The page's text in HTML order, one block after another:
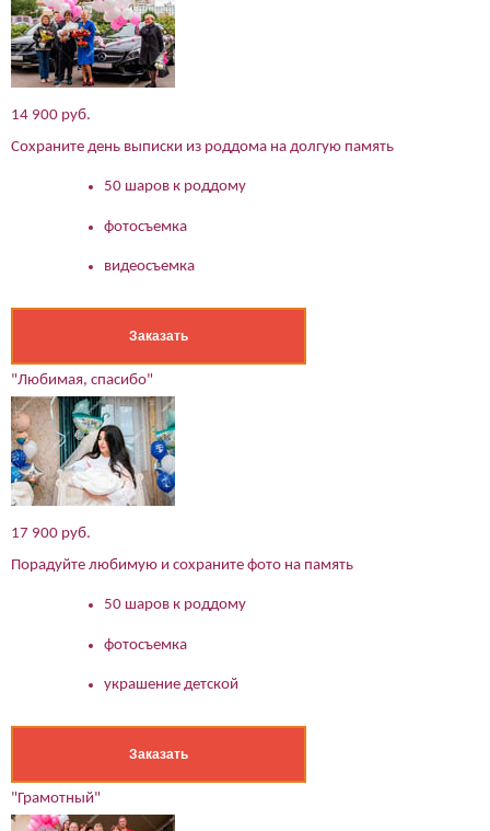
(работает только если на устройстве установлен указанный
Имя мужа:*
Его телефон:*
14 900 руб.
Сохраните день выписки из роддома на долгую память
50 шаров к роддому
фотосъемка
видеосъемка
Заказать
"Любимая, спасибо"
17 900 руб.
Порадуйте любимую и сохраните фото на память
50 шаров к роддому
фотосъемка
украшение детской
Заказать
"Грамотный"